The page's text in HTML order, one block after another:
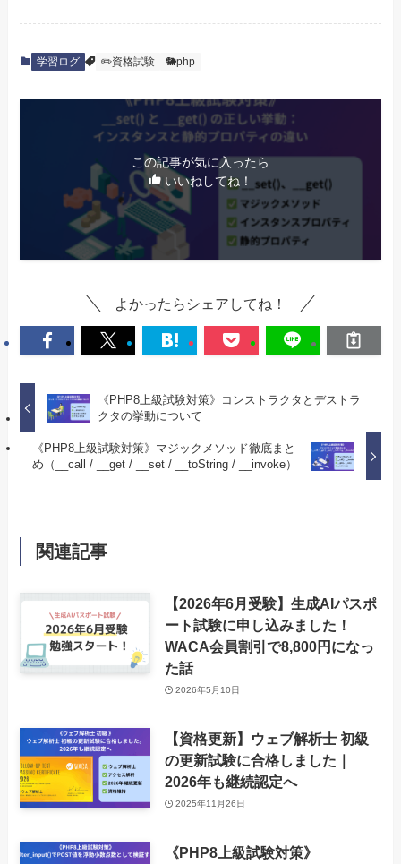
学習ログ ✏️資格試験 🐘php
この記事が気に入ったら
いいねしてね！
よかったらシェアしてね！
《PHP8上級試験対策》コンストラクタとデストラ
クタの挙動について
《PHP8上級試験対策》マジックメソッド徹底まと
め（__call / __get / __set / __toString / __invoke）
関連記事
【2026年6月受験】生成AIパスポ
ート試験に申し込みました！
WACA会員割引で8,800円になっ
た話
2026年5月10日
【資格更新】ウェブ解析士 初級
の更新試験に合格しました｜
2026年も継続認定へ
2025年11月26日
《PHP8上級試験対策》